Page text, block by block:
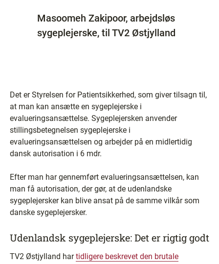
Masoomeh Zakipoor, arbejdsløs
sygeplejerske, til TV2 Østjylland
Det er Styrelsen for Patientsikkerhed, som giver tilsagn til,
at man kan ansætte en sygeplejerske i
evalueringsansættelse. Sygeplejersken anvender
stillingsbetegnelsen sygeplejerske i
evalueringsansættelsen og arbejder på en midlertidig
dansk autorisation i 6 mdr.
Efter man har gennemført evalueringsansættelsen, kan
man få autorisation, der gør, at de udenlandske
sygeplejersker kan blive ansat på de samme vilkår som
danske sygeplejersker.
Udenlandsk sygeplejerske: Det er rigtig godt
TV2 Østjylland hartidligere beskrevet den brutale